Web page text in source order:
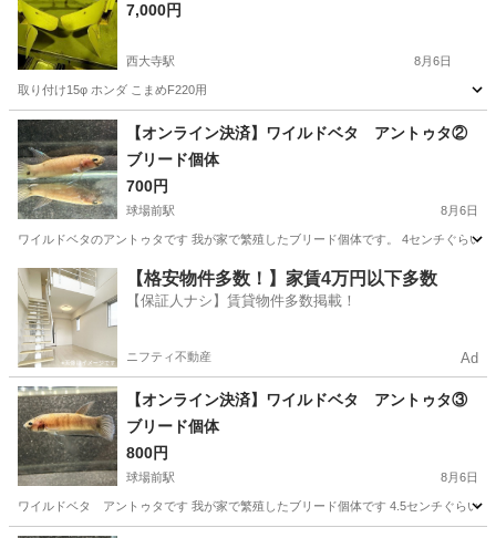
7,000円
西大寺駅 8月6日
取り付け15φ ホンダ こまめF220用
岡山 岡山市 西大寺駅 その他
【オンライン決済】ワイルドベタ アントゥタ②
ブリード個体
700円
球場前駅 8月6日
ワイルドベタのアントゥタです 我が家で繁殖したブリード個体です。 4センチぐら
岡山 倉敷市 球場前駅 その他 ワイルドベタ
【格安物件多数！】家賃4万円以下多数
【保証人ナシ】賃貸物件多数掲載！
ニフティ不動産 Ad
【オンライン決済】ワイルドベタ アントゥタ③
ブリード個体
800円
球場前駅 8月6日
ワイルドベタ アントゥタです 我が家で繁殖したブリード個体です 4.5センチぐらい